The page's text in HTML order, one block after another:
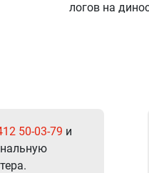
логов на
50-03-79 и